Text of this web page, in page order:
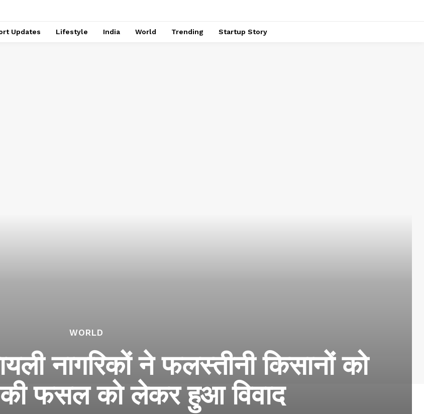
Updates Lifestyle India World Trending Startup Story
WORLD
नागरिकों ने फलस्तीनी किसानों को
फसल को लेकर हुआ विवाद